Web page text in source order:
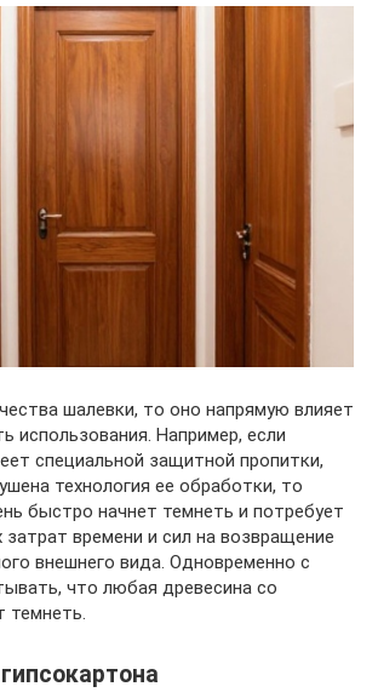
шалевки, то оно напрямую влияет
использования. Например, если
специальной защитной пропитки,
технология ее обработки, то
быстро начнет темнеть и потребует
времени и сил на возвращение
внешнего вида. Одновременно с
что любая древесина со
темнеть.